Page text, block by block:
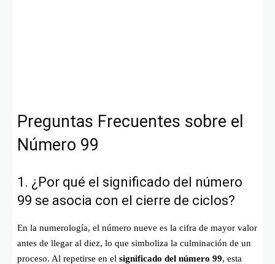
Preguntas Frecuentes sobre el
Número 99
1. ¿Por qué el significado del número
99 se asocia con el cierre de ciclos?
En la numerología, el número nueve es la cifra de mayor valor
antes de llegar al diez, lo que simboliza la culminación de un
proceso. Al repetirse en el significado del número 99, esta